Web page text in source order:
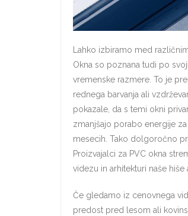
Lahko izbiramo med
Okna so poznana tudi po
vremenske razmere. To je
rednega barvanja ali
pokazale, da s temi okni
zmanjšajo porabo energije
mesecih. Tako dolgoročno
Proizvajalci za PVC okna
videzu in arhitekturi naše hiše
Če gledamo iz cenovnega
predost pred lesom ali